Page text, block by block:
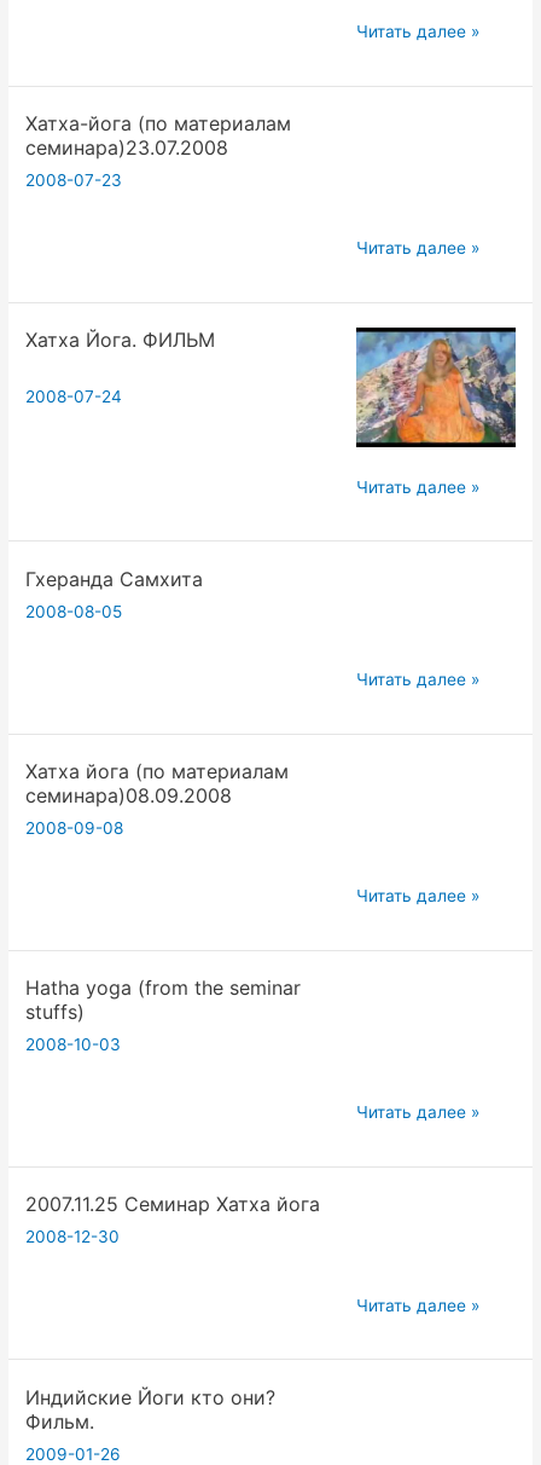
Хатха-
Прадипика
Читать далее »
Хатха-йога (по материалам
семинара)23.07.2008
2008-07-23
Хатха-
(по
материалам
семинара)23.07.2008
Читать далее »
Хатха Йога. ФИЛЬМ
2008-07-24
Хатха
ФИЛЬМ
Читать далее »
Гхеранда Самхита
2008-08-05
Гхеранда
Читать далее »
Хатха йога (по материалам
семинара)08.09.2008
2008-09-08
Хатха
(по
Читать далее »
Hatha yoga (from the seminar
stuffs)
2008-10-03
Hatha
(from
Читать далее »
2007.11.25 Семинар Хатха йога
2008-12-30
2007.11.25
Хатха
Читать далее »
Индийские Йоги кто они?
Фильм.
2009-01-26